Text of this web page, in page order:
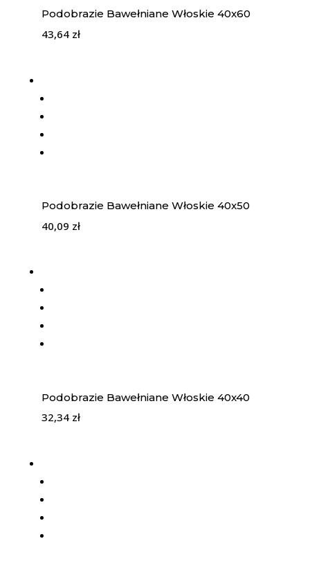
Podobrazie Bawełniane Włoskie 40x60
43,64 zł
Podobrazie Bawełniane Włoskie 40x50
40,09 zł
Podobrazie Bawełniane Włoskie 40x40
32,34 zł